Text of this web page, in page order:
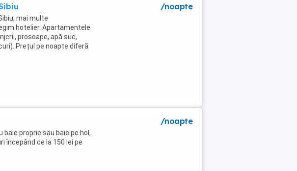
mai multe
hotelier. Apartamentele
prosoape, apă suc,
Prețul pe noapte diferă
/noapte
proprie sau baie pe hol,
începând de la 150 lei pe
/noapte